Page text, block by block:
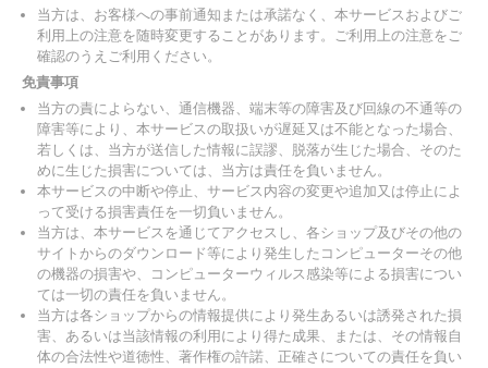
当方は、お客様への事前通知または承諾なく、本サービスおよびご
利用上の注意を随時変更することがあります。ご利用上の注意をご
確認のうえご利用ください。
免責事項
当方の責によらない、通信機器、端末等の障害及び回線の不通等の
障害等により、本サービスの取扱いが遅延又は不能となった場合、
若しくは、当方が送信した情報に誤謬、脱落が生じた場合、そのた
めに生じた損害については、当方は責任を負いません。
本サービスの中断や停止、サービス内容の変更や追加又は停止によ
って受ける損害責任を一切負いません。
当方は、本サービスを通じてアクセスし、各ショップ及びその他の
サイトからのダウンロード等により発生したコンピューターその他
の機器の損害や、コンピューターウィルス感染等による損害につい
ては一切の責任を負いません。
当方は各ショップからの情報提供により発生あるいは誘発された損
害、あるいは当該情報の利用により得た成果、または、その情報自
体の合法性や道徳性、著作権の許諾、正確さについての責任を負い